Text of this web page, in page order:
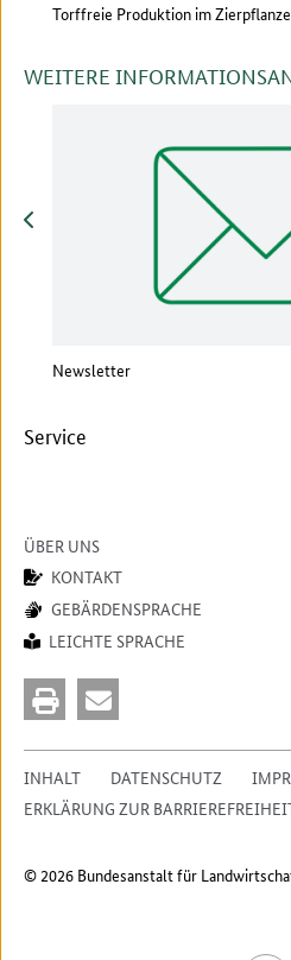
Torffreie Produktion im
WEITERE
Newsletter
Service
ÜBER UNS
KONTAKT
GEBÄRDENSPRACHE
LEICHTE SPRACHE
INHALT DATENSCHUTZ
ERKLÄRUNG ZUR
© 2026 Bundesanstalt für